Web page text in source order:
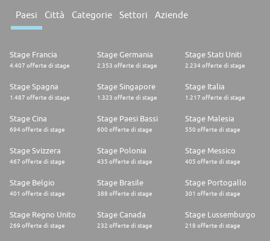
Paesi Città Categorie Settori Aziende
Stage Francia
4.407 offerte di stage
Stage Germania
2.353 offerte di stage
Stage Stati Uniti
2.234 offerte di stage
Stage Spagna
1.487 offerte di stage
Stage Singapore
1.323 offerte di stage
Stage Italia
1.217 offerte di stage
Stage Cina
694 offerte di stage
Stage Paesi Bassi
600 offerte di stage
Stage Malesia
550 offerte di stage
Stage Svizzera
467 offerte di stage
Stage Polonia
435 offerte di stage
Stage Messico
405 offerte di stage
Stage Belgio
401 offerte di stage
Stage Brasile
388 offerte di stage
Stage Portogallo
301 offerte di stage
Stage Regno Unito
269 offerte di stage
Stage Canada
232 offerte di stage
Stage Lussemburgo
218 offerte di stage